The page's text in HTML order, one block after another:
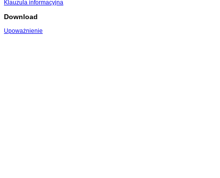
Klauzula informacyjna
Download
Upoważnienie